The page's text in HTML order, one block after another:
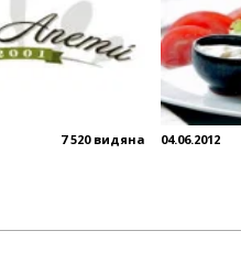
7 520 видяна 04.06.2012